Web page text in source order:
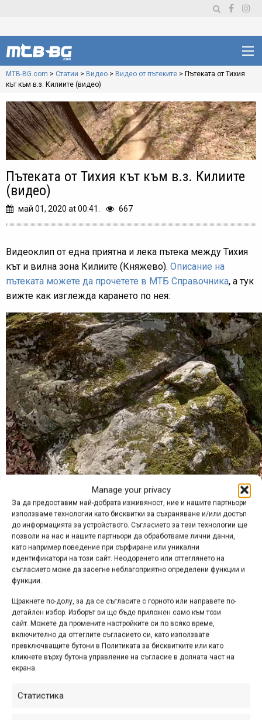
Manage your privacy
За да предоставим най-добрата изживяност, ние и нашите партньори
използваме технологии като бисквитки за съхраняване и/или достъп
до информацията за устройството. Съгласието за тези технологии ще
позволи на нас и нашите партньори да обработваме лични данни,
като например поведение при сърфиране или уникални
идентификатори на този сайт. Неодоренето или оттеглянето на
съгласието може да засегне неблагоприятно определени функции и
функции.
Щракнете по-долу, за да се съгласите с горното или направете по-
детайлен избор. Изборът ви ще бъде приложен само към този
сайт. Можете да промените настройките си по всяко време,
включително да оттеглите съгласието си, като използвате
превключващите бутони в Политиката за бисквитките или като
кликнете върху бутона управление на съгласие в долната част на
екрана.
Статистика
MTB-BG.com > Статии > Видео > Видео от пътеките > Пътеката от Тихия
кът към в.з. Килиите (видео)
Пътеката от Тихия кът към в.з. Килиите
(видео)
май 01, 2020 at 00:41. 667
Видеоклип от една приятна и лека пътека между Тихия
кът и вилна зона Килиите (Княжево). Описание на
пътеката можете да прочетете в МТБ Справочника, а тук
вижте как изглежда карането по нея:
Реклама